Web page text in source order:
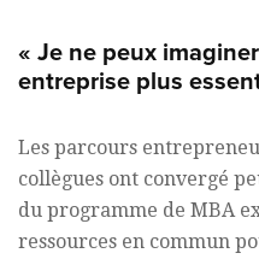
« Je ne peux
entreprise plus
Les parcours
collègues ont convergé
du programme de MBA
ressources en commun